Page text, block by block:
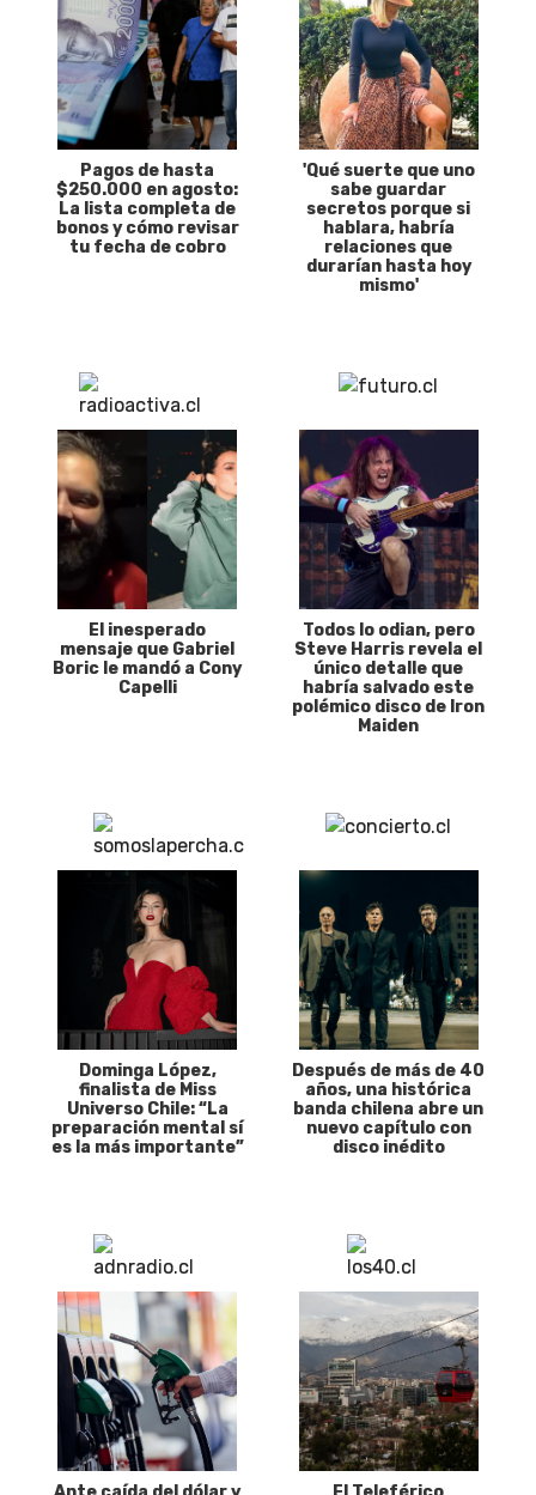
Pagos de hasta
$250.000 en agosto:
La lista completa de
bonos y cómo revisar
tu fecha de cobro
'Qué suerte que uno
sabe guardar
secretos porque si
hablara, habría
relaciones que
durarían hasta hoy
mismo'
El inesperado
mensaje que Gabriel
Boric le mandó a Cony
Capelli
Todos lo odian, pero
Steve Harris revela el
único detalle que
habría salvado este
polémico disco de Iron
Maiden
Dominga López,
finalista de Miss
Universo Chile: “La
preparación mental sí
es la más importante”
Después de más de 40
años, una histórica
banda chilena abre un
nuevo capítulo con
disco inédito